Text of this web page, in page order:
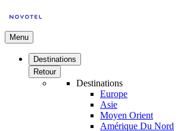
Menu
Destinations
Retour
Destinations
Europe
Asie
Moyen Orient
Amérique Du Nord